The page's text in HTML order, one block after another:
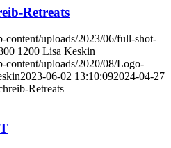
Retreats
uploads/2023/06/full-shot-
1200 Lisa Keskin
uploads/2020/08/Logo-
2023-06-02 13:10:092024-04-27
Retreats